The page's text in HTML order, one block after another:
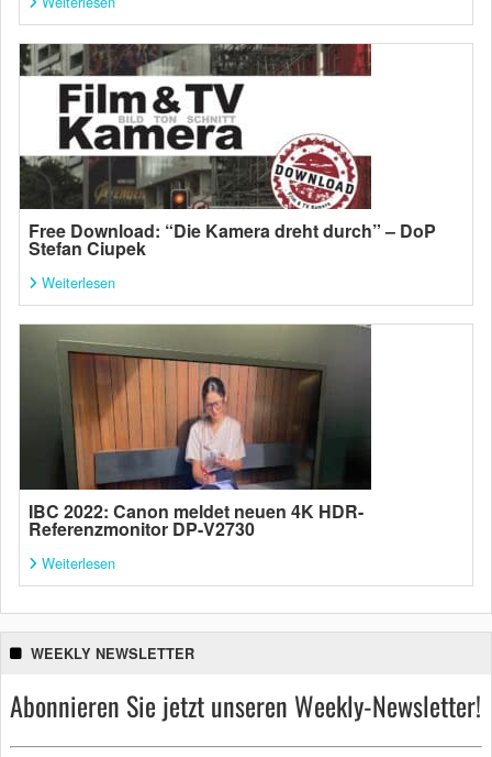
Free Download: “Die Kamera dreht durch” – DoP
Stefan Ciupek
Weiterlesen
IBC 2022: Canon meldet neuen 4K HDR-
Referenzmonitor DP-V2730
Weiterlesen
WEEKLY NEWSLETTER
Abonnieren Sie jetzt unseren Weekly-Newsletter!